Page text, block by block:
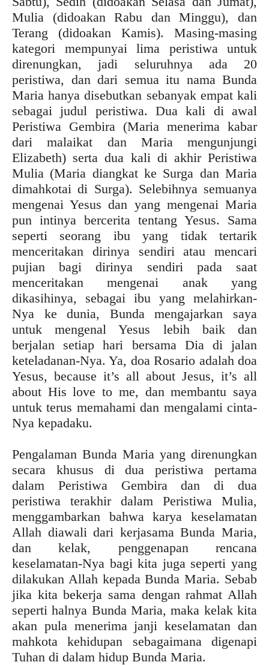
Mulia (didoakan Rabu dan Minggu), dan
Terang (didoakan Kamis). Masing-masing
kategori mempunyai lima peristiwa untuk
direnungkan, jadi seluruhnya ada 20
peristiwa, dan dari semua itu nama Bunda
Maria hanya disebutkan sebanyak empat kali
sebagai judul peristiwa. Dua kali di awal
Peristiwa Gembira (Maria menerima kabar
dari malaikat dan Maria mengunjungi
Elizabeth) serta dua kali di akhir Peristiwa
Mulia (Maria diangkat ke Surga dan Maria
dimahkotai di Surga). Selebihnya semuanya
mengenai Yesus dan yang mengenai Maria
pun intinya bercerita tentang Yesus. Sama
seperti seorang ibu yang tidak tertarik
menceritakan dirinya sendiri atau mencari
pujian bagi dirinya sendiri pada saat
menceritakan mengenai anak yang
dikasihinya, sebagai ibu yang melahirkan-
Nya ke dunia, Bunda mengajarkan saya
untuk mengenal Yesus lebih baik dan
berjalan setiap hari bersama Dia di jalan
keteladanan-Nya. Ya, doa Rosario adalah doa
Yesus, because it’s all about Jesus, it’s all
about His love to me, dan membantu saya
untuk terus memahami dan mengalami cinta-
Nya kepadaku.
Pengalaman Bunda Maria yang direnungkan
secara khusus di dua peristiwa pertama
dalam Peristiwa Gembira dan di dua
peristiwa terakhir dalam Peristiwa Mulia,
menggambarkan bahwa karya keselamatan
Allah diawali dari kerjasama Bunda Maria,
dan kelak, penggenapan rencana
keselamatan-Nya bagi kita juga seperti yang
dilakukan Allah kepada Bunda Maria. Sebab
jika kita bekerja sama dengan rahmat Allah
seperti halnya Bunda Maria, maka kelak kita
akan pula menerima janji keselamatan dan
mahkota kehidupan sebagaimana digenapi
Tuhan di dalam hidup Bunda Maria.